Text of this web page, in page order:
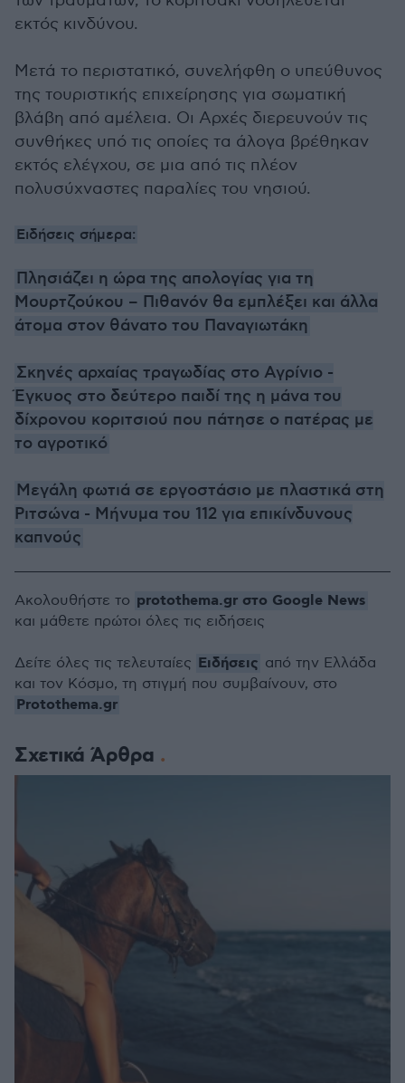
εκτός κινδύνου.
Μετά το περιστατικό, συνελήφθη ο υπεύθυνος
της τουριστικής επιχείρησης για σωματική
βλάβη από αμέλεια. Οι Αρχές διερευνούν τις
συνθήκες υπό τις οποίες τα άλογα βρέθηκαν
εκτός ελέγχου, σε μια από τις πλέον
πολυσύχναστες παραλίες του νησιού.
Ειδήσεις σήμερα:
Πλησιάζει η ώρα της απολογίας για τη
Μουρτζούκου – Πιθανόν θα εμπλέξει και άλλα
άτομα στον θάνατο του Παναγιωτάκη
Σκηνές αρχαίας τραγωδίας στο Αγρίνιο -
Έγκυος στο δεύτερο παιδί της η μάνα του
δίχρονου κοριτσιού που πάτησε ο πατέρας με
το αγροτικό
Μεγάλη φωτιά σε εργοστάσιο με πλαστικά στη
Ριτσώνα - Μήνυμα του 112 για επικίνδυνους
καπνούς
Σχετικά Άρθρα
Ακολουθήστε το protothema.gr στο Google News
και μάθετε πρώτοι όλες τις ειδήσεις
Δείτε όλες τις τελευταίες Ειδήσεις από την Ελλάδα
και τον Κόσμο, τη στιγμή που συμβαίνουν, στο
Protothema.gr